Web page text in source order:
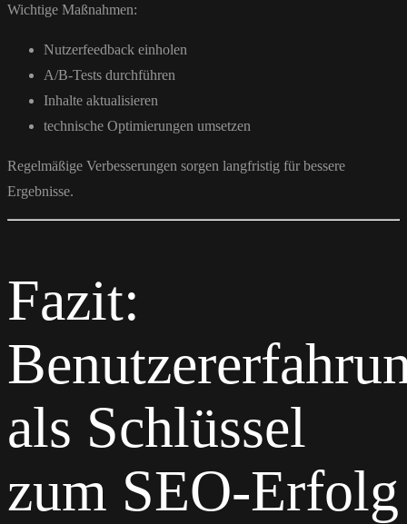
Wichtige Maßnahmen:
Nutzerfeedback einholen
A/B-Tests durchführen
Inhalte aktualisieren
technische Optimierungen umsetzen
Regelmäßige Verbesserungen sorgen langfristig für bessere
Ergebnisse.
Fazit:
als Schlüssel
zum SEO-Erfolg